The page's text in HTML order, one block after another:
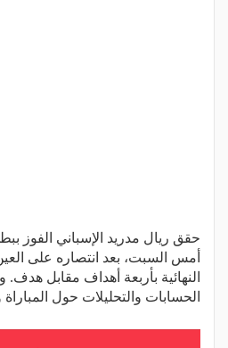
حقق ريال مدريد الإسباني الفوز
أمس السبت، بعد انتصاره على
النهائية بأربعة أهداف مقابل
الحسابات والتحليلات حول المباراة